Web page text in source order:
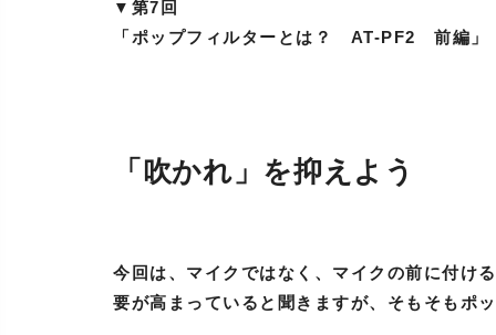
▼第7回
「ポップフィルターとは？ AT-PF2 前編」
「吹かれ」を抑えよう
今回は、マイクではなく、マイクの前に付け
要が高まっていると聞きますが、そもそもポ